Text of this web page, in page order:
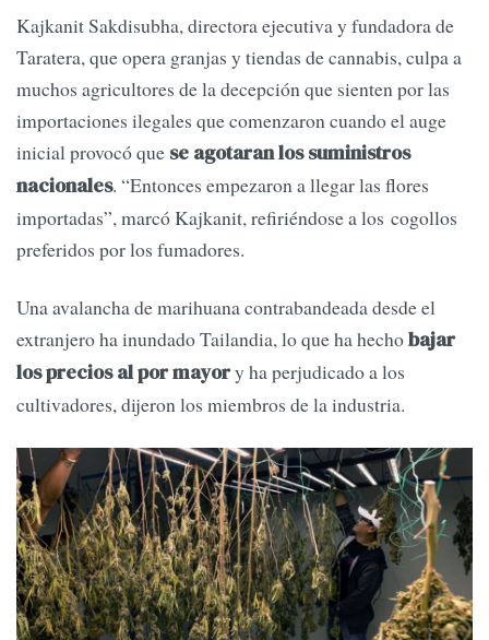
Kajkanit Sakdisubha, directora ejecutiva y fundadora de
Taratera, que opera granjas y tiendas de cannabis, culpa a
muchos agricultores de la decepción que sienten por las
importaciones ilegales que comenzaron cuando el auge
inicial provocó que se agotaran los suministros
nacionales. “Entonces empezaron a llegar las flores
importadas”, marcó Kajkanit, refiriéndose a los cogollos
preferidos por los fumadores.
Una avalancha de marihuana contrabandeada desde el
extranjero ha inundado Tailandia, lo que ha hechobajar
los precios al por mayory ha perjudicado a los
cultivadores, dijeron los miembros de la industria.